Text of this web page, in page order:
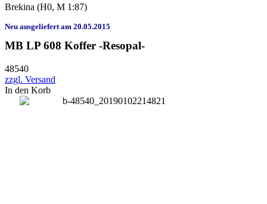
Brekina (H0, M 1:87)
Neu ausgeliefert am 20.05.2015
MB LP 608 Koffer -Resopal-
48540
zzgl. Versand
In den Korb